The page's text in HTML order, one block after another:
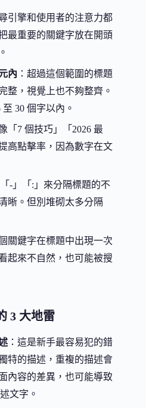
引擎和使用者的注意力都
最重要的關鍵字放在開頭
內 ：超過這個範圍的標題
整，視覺上也不夠整齊。
30 個字以內。
「7 個技巧」「2026 最
高點擊率，因為數字在文
-」「:」來分隔標題的不
晰。但別堆砌太多分隔
關鍵字在標題中出現一次
起來不自然，也可能被搜
3 大地雷
：這是新手最容易犯的錯
特的描述，重複的描述會
內容的差異，也可能導致
文字。